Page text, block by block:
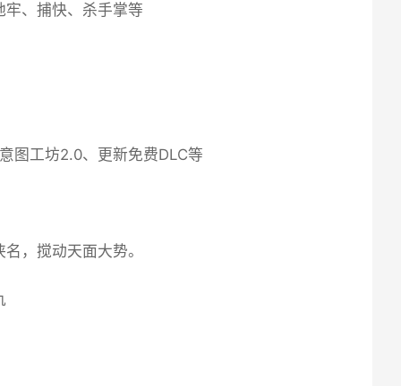
、捕快、杀手掌等
图工坊2.0、更新免费DLC等
，搅动天面大势。